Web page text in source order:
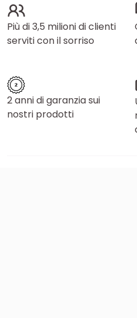
Più di 3,5 milioni di clienti
serviti con il sorriso
2 anni di garanzia sui
nostri prodotti